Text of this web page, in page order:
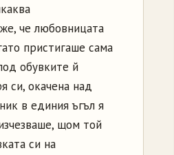
че любовницата
пристигаше сама
обувките й
си, окачена над
в единия ъгъл я
щом той
си на